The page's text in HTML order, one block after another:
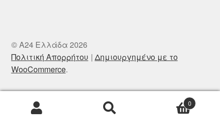
© A24 Ελλάδα 2026
Πολιτική Απορρήτου
Δημιουργημένο με το
WooCommerce.
Αναζήτηση
Αναζήτηση
0